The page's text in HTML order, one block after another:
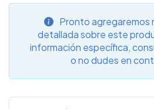
Pronto agregaremos
detallada sobre este
información específica,
o no dudes en